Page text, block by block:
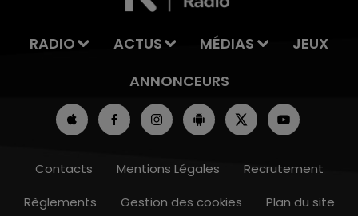
RADIO ACTUS MÉDIAS
JEUX
ANNONCEURS
Contacts Mentions Légales
Recrutement
Règlements
Gestion des cookies Plan du site